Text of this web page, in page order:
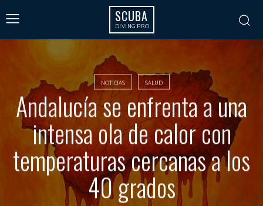
SCUBA
DIVING PRO
NOTICIAS SALUD
Andalucía se enfrenta a una
intensa ola de calor con
temperaturas cercanas a los
40 grados